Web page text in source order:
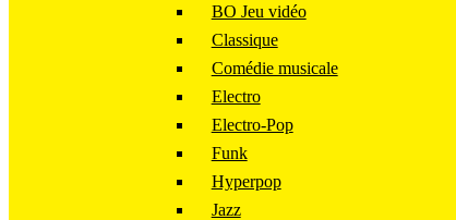
BO Jeu vidéo
Classique
Comédie musicale
Electro
Electro-Pop
Funk
Hyperpop
Jazz